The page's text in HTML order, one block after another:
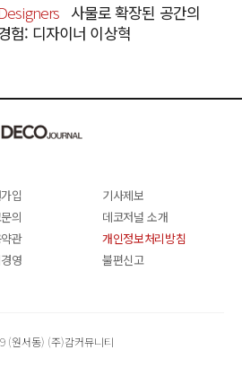
Designers 사물로 확장된 공간의
험: 디자이너 이상혁
입
기사제보
의
데코저널 소개
관
개인정보처리방침
영
불편신고
(원서동) (주)감커뮤니티